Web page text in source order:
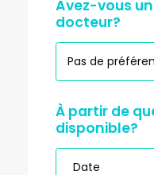
Avez-vous
docteur?
Pas de
À partir de
disponible?
S M T